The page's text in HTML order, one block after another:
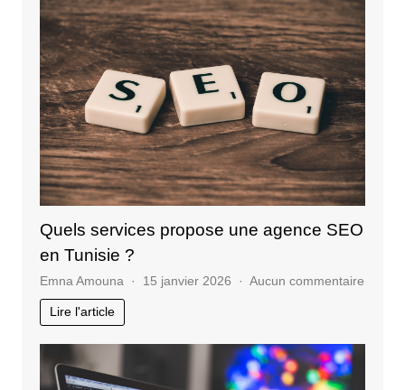
suivre
une
formation
stratégie
de
communication
?
Quels services propose une agence SEO
en Tunisie ?
Emna Amouna 15 janvier 2026 Aucun commentairesur
Lire l'article